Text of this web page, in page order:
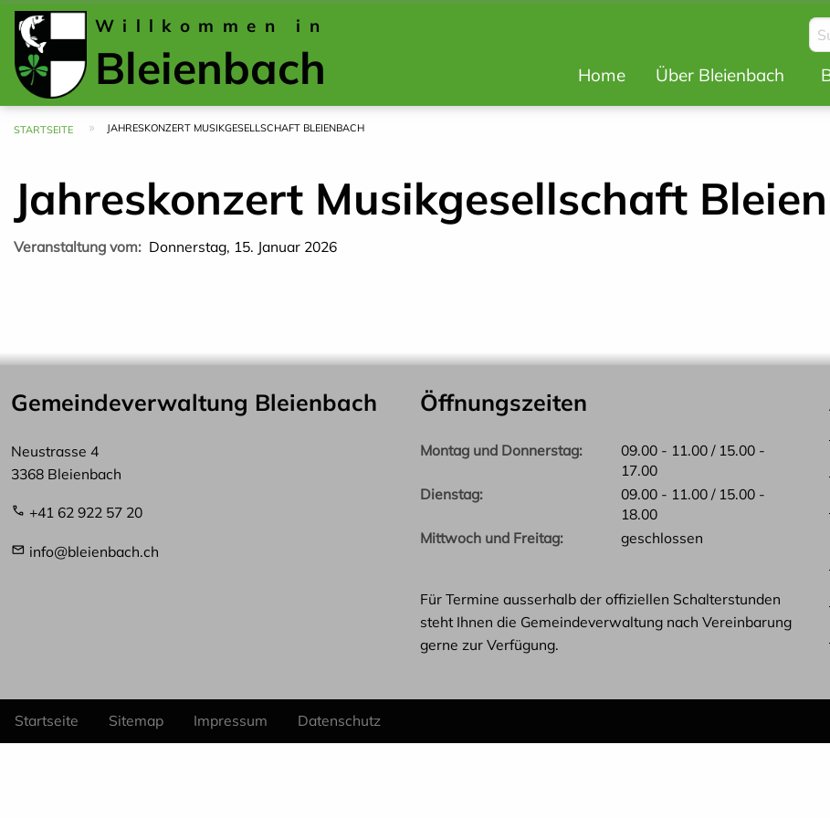
Bleienbach
Willkommen in
Bar
Home Über Bleienbach
Pfadnavigation
STARTSEITE JAHRESKONZERT MUSIKGESELLSCHAFT BLEIENBACH
Jahreskonzert Musikgesellschaft
Veranstaltung vom Donnerstag, 15. Januar 2026
Gemeindeverwaltung Bleienbach
Neustrasse 4
3368 Bleienbach
+41 62 922 57 20
info@bleienbach.ch
Öffnungszeiten
Montag und Donnerstag
09.00 - 11.00 / 15.00 -
17.00
Dienstag
09.00 - 11.00 / 15.00 -
18.00
Mittwoch und Freitag
geschlossen
Für Termine ausserhalb der offiziellen Schalterstunden
steht Ihnen die Gemeindeverwaltung nach Vereinbarung
gerne zur Verfügung.
Fußzeile
Startseite Sitemap Impressum Datenschutz